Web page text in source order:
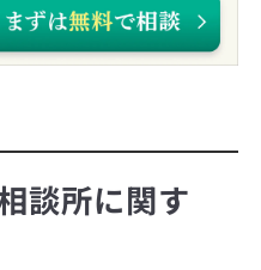
談所に関す